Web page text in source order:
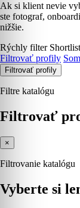
Ak si klient nevie
ste fotograf,
nižšie.
Rýchly filter Shortlist
Filtrovať profily
Filtrovať profily
Filtre katalógu
Filtrovať
×
Filtrovanie katalógu
Vyberte si